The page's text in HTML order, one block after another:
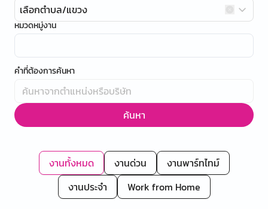
เลือกตำบล/แขวง
หมวดหมู่งาน
คำที่ต้องการค้นหา
ค้นหา
งานทั้งหมด งานด่วน
งานพาร์ทไทม์
งานประจำ
Work from Home